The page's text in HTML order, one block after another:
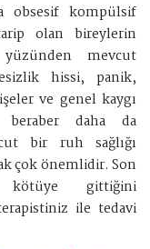
obsesif kompülsif
olan bireylerin
mevcut
hissi, panik,
ve genel kaygı
beraber daha da
bir ruh sağlığı
çok önemlidir. Son
kötüye gittiğini
ile tedavi